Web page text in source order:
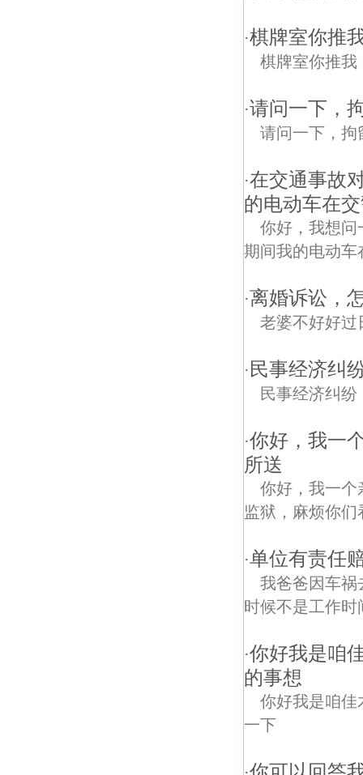
·棋牌室你推
棋牌室你推我
·请问一下，
请问一下，拘
·在交通事故
的电动车在
你好，我想问
期间我的电动车
·离婚诉讼，
老婆不好好过
· 民事经济纠
民事经济纠
·你好，我一
所送
你好，我一个
监狱，麻烦你
·单位有责任
我爸爸因车祸
时候不是工作
·你好我是咱
的事想
你好我是咱佳
一下